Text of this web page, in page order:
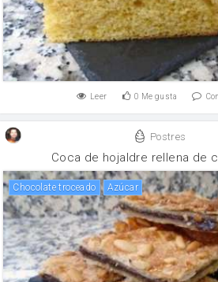
Leer 0 Me gusta
Postres
Coca de hojaldre rellena de
Chocolate troceado Azúcar